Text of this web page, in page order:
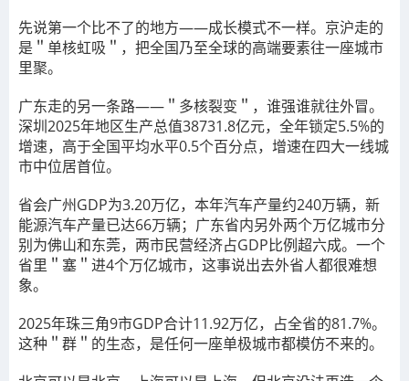
先说第一个比不了的地方——成长模式不一样。京沪走的
是＂单核虹吸＂，把全国乃至全球的高端要素往一座城市
里聚。
广东走的另一条路——＂多核裂变＂，谁强谁就往外冒。
深圳2025年地区生产总值38731.8亿元，全年锁定5.5%的
增速，高于全国平均水平0.5个百分点，增速在四大一线城
市中位居首位。
省会广州GDP为3.20万亿，本年汽车产量约240万辆，新
能源汽车产量已达66万辆；广东省内另外两个万亿城市分
别为佛山和东莞，两市民营经济占GDP比例超六成。一个
省里＂塞＂进4个万亿城市，这事说出去外省人都很难想
象。
2025年珠三角9市GDP合计11.92万亿，占全省的81.7%。
这种＂群＂的生态，是任何一座单极城市都模仿不来的。